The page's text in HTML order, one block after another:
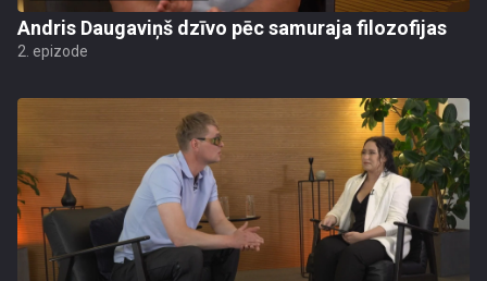
Andris Daugaviņš dzīvo pēc samuraja filozofijas
2. epizode